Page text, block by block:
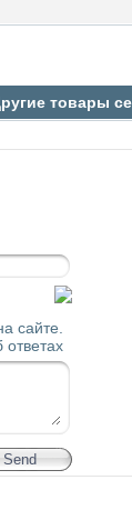
товары
сайте.
ответах